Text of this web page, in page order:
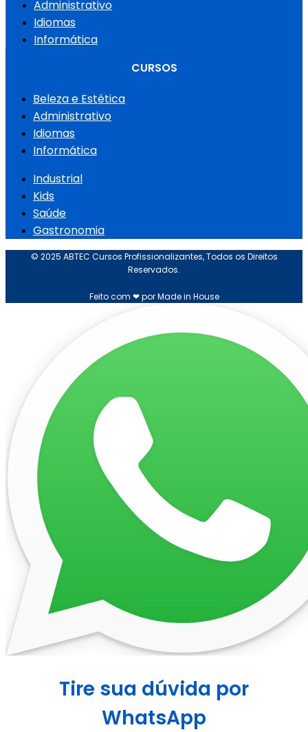
Administrativo
Idiomas
Informática
CURSOS
Beleza e Estética
Administrativo
Idiomas
Informática
Industrial
Kids
Saúde
Gastronomia
© 2025 ABTEC Cursos Profissionalizantes, Todos os Direitos
Reservados.
Feito com ❤ por Made in House
Tire sua dúvida por
WhatsApp